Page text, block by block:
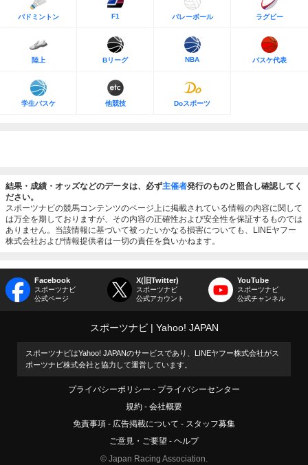
バドミントン F1 バレーボール ラグビー
陸上 Bリーグ NBA バスケ代表
学生バスケ 他競技 Doスポーツ
結果・成績・オッズなどのデータは、必ず主催者発行のものと照合し確認してく
ださい。
スポーツナビの競馬コンテンツのページ上に掲載されている情報の内容に関して
は万全を期しておりますが、その内容の正確性および安全性を保証するものでは
ありません。当該情報に基づいて被ったいかなる損害についても、LINEヤフー
株式会社および情報提供者は一切の責任を負いかねます。
Facebook
スポーツナビ
公式ページ
X(旧Twitter)
スポーツナビ
公式アカウント
YouTube
スポーツナビ
公式チャンネル
スポーツナビ Yahoo! JAPAN
スポーツナビはYahoo! JAPANのサービスであり、LINEヤフー株式会社がス
ポーツナビ株式会社と協力して運営しています。
プライバシーポリシー
プライバシーセンター
規約
会社概要
免責事項
広告掲載について
スタッフ募集
ご意見・ご要望
ヘルプ
© Japan Racing Association.